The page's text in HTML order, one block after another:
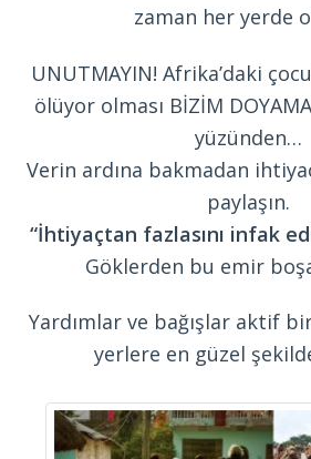
zaman her yerde
UNUTMAYIN! Afrika’daki
ölüyor olması BİZİM
yüzünden…
Verin ardına bakmadan
paylaşın.
“İhtiyaçtan fazlasını infak
Göklerden bu emir
Yardımlar ve bağışlar aktif
yerlere en güzel